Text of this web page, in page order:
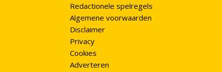
Redactionele spelregels
Algemene voorwaarden
Disclaimer
Privacy
Cookies
Adverteren